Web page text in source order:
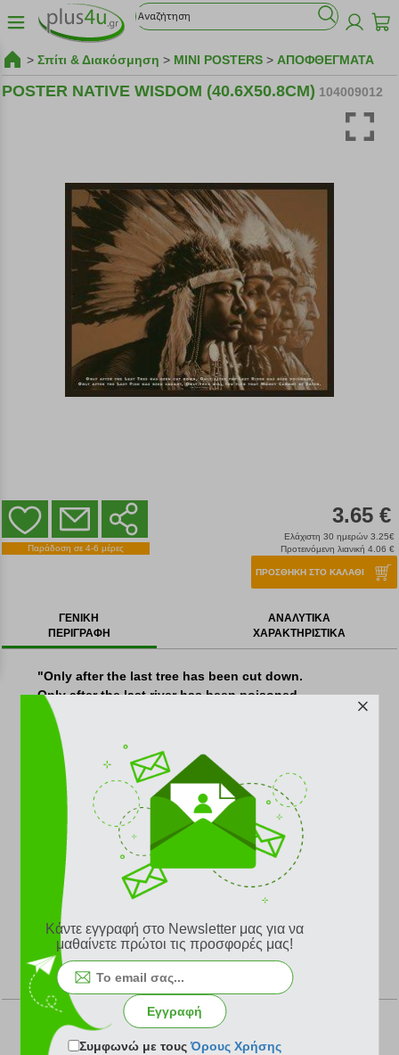
> Σπίτι & Διακόσμηση > MINI POSTERS > ΑΠΟΦΘΕΓΜΑΤΑ
POSTER NATIVE WISDOM (40.6X50.8CM) 104009012
Παράδοση σε 4-6 μέρες
3.65 €
Ελάχιστη 30 ημερών 3.25€
Προτεινόμενη λιανική 4.06 €
ΠΡΟΣΘΗΚΗ ΣΤΟ ΚΑΛΑΘΙ
ΓΕΝΙΚΗ
ΠΕΡΙΓΡΑΦΗ
ΑΝΑΛΥΤΙΚΑ
ΧΑΡΑΚΤΗΡΙΣΤΙΚΑ
"Only after the last tree has been cut down.
Only after the last river has been poisoned.
Only after the last fish has been caught.
Only then will you find that money cannot be eaten"
Δώστε μια άλλη νότα στο προσωπικό σας χώρο
διακοσμώντας τους τοίχους με τα poster της επιλογής
Οι αφίσες που είχαν μόνο κείμενο έχουν μια
μακρόχρονη ιστορία: διαφήμιζαν τα έργα του Σέξπιρ και
ενημέρωναν τους πολίτες για κυβερνητικές αποφάσεις.
ΨΗΦΙΣΤΕ
Κάντε εγγραφή στο Newsletter μας για να
μαθαίνετε πρώτοι τις προσφορές μας!
Εγγραφή
Συμφωνώ με τουςΌρους Χρήσης